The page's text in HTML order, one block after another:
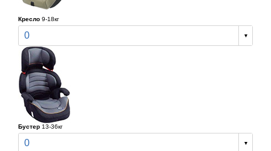
Кресло 9-18кг
0
Бустер 13-36кг
0